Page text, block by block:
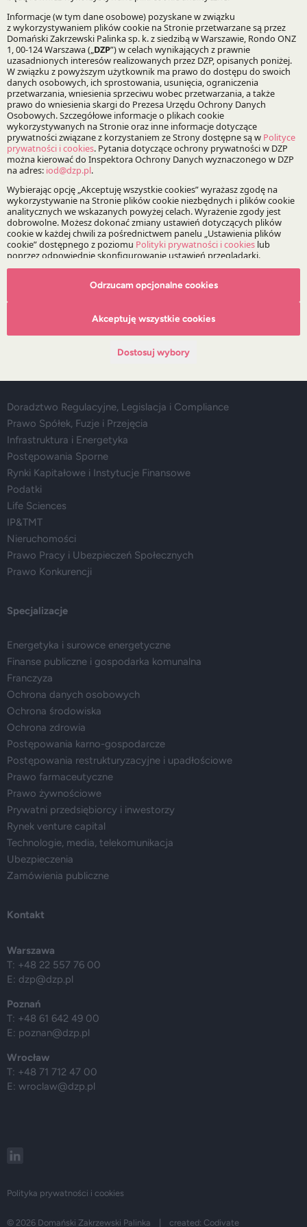
Prawo własności intelektualnej
Technologie, media, telekomunikacja
Bądź na bieżąco z DZP
Zapisz
O Kancelarii
O DZP
Zespół
Alerty prawne
Media
Doradztwo Regulacyjne, Legislacja i Compliance
Prawo Spółek, Fuzje i Przejęcia
Infrastruktura i Energetyka
Postępowania Sporne
Rynki Kapitałowe i Instytucje Finansowe
Podatki
Life Sciences
IP&TMT
Nieruchomości
Prawo Pracy i Ubezpieczeń Społecznych
Prawo Konkurencji
Specjalizacje
Energetyka i surowce energetyczne
Finanse publiczne i gospodarka komunalna
Franczyza
Ochrona danych osobowych
Ochrona środowiska
Ochrona zdrowia
Postępowania karno-gospodarcze
Postępowania restrukturyzacyjne i upadłościowe
Prawo farmaceutyczne
Prawo żywnościowe
Prywatni przedsiębiorcy i inwestorzy
Rynek venture capital
Technologie, media, telekomunikacja
Ubezpieczenia
Zamówienia publiczne
Kontakt
Warszawa
T: +48 22 557 76 00
E: dzp@dzp.pl
Poznań
T: +48 61 642 49 00
E: poznan@dzp.pl
Wrocław
T: +48 71 712 47 00
E: wroclaw@dzp.pl
Polityka prywatności i cookies
© 2026 Domański Zakrzewski Palinka | created: Codivate
Odrzucam opcjonalne cookies
Akceptuję wszystkie cookies
Dostosuj wybory